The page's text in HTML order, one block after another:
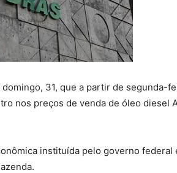
31, que a partir de segunda-
nos preços de venda de óleo diesel
instituída pelo governo federal